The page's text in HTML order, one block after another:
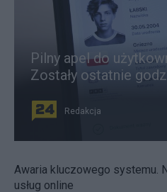
Pilny apel do
Zostały ostatnie
Redakcja
Awaria kluczowego systemu.
usług online